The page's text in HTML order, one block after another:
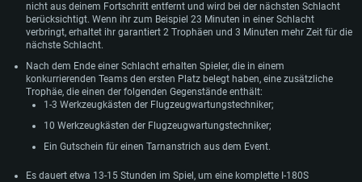
SYSTEMANFORDERUNGEN
Für PC
Für MAC
nicht aus deinem Fortschritt entfernt und wird bei der nächsten Schlacht
berücksichtigt. Wenn ihr zum Beispiel 23 Minuten in einer Schlacht
verbringt, erhaltet ihr garantiert 2 Trophäen und 3 Minuten mehr Zeit für die
nächste Schlacht.
Nach dem Ende einer Schlacht erhalten Spieler, die in einem
konkurrierenden Teams den ersten Platz belegt haben, eine zusätzliche
Trophäe, die einen der folgenden Gegenstände enthält:
1-3 Werkzeugkästen der Flugzeugwartungstechniker;
10 Werkzeugkästen der Flugzeugwartungstechniker;
Ein Gutschein für einen Tarnanstrich aus dem Event.
Es dauert etwa 13-15 Stunden im Spiel, um eine komplette I-180S